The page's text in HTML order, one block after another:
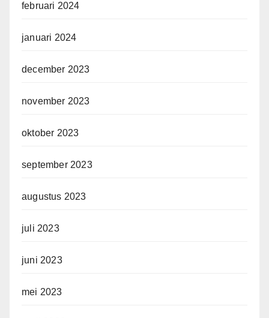
februari 2024
januari 2024
december 2023
november 2023
oktober 2023
september 2023
augustus 2023
juli 2023
juni 2023
mei 2023